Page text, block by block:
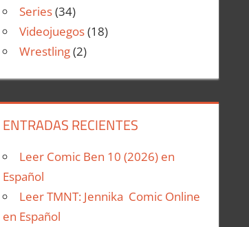
Series(34)
Videojuegos(18)
Wrestling(2)
ENTRADAS RECIENTES
Leer Comic Ben 10 (2026) en
Español
Leer TMNT: Jennika Comic Online
en Español